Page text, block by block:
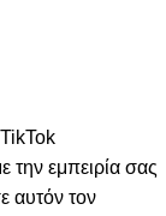
TikTok
την εμπειρία σας
αυτόν τον